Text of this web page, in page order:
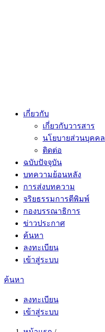
เกี่ยวกับ
เกี่ยวกับวารสาร
นโยบายส่วนบุคคล
ติดต่อ
ฉบับปัจจุบัน
บทความย้อนหลัง
การส่งบทความ
จริยธรรมการตีพิมพ์
กองบรรณาธิการ
ข่าวประกาศ
ค้นหา
ลงทะเบียน
เข้าสู่ระบบ
ค้นหา
ลงทะเบียน
เข้าสู่ระบบ